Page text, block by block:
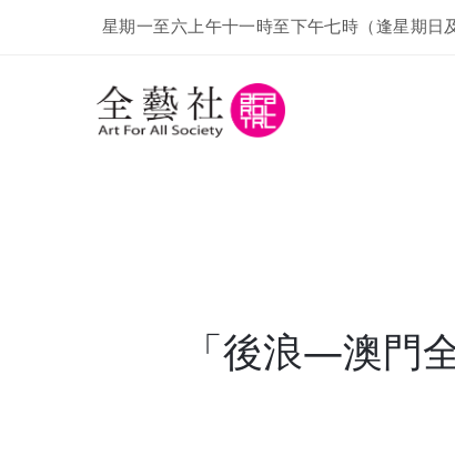
星期一至六上午十一時至下午七時（逢星期日
「後浪—澳門